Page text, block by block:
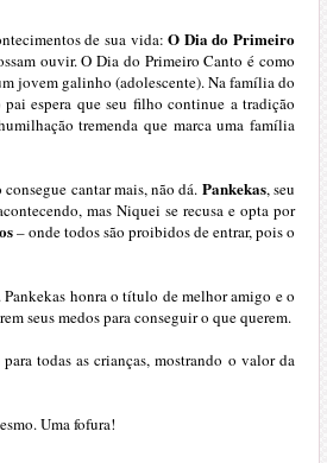
de sua vida:O Dia do Primeiro
ouvir. O Dia do Primeiro Canto é como
jovem galinho (adolescente). Na família do
espera que seu filho continue a tradição
tremenda que marca uma família
cantar mais, não dá. Pankekas, seu
mas Niquei se recusa e opta por
– onde todos são proibidos de entrar, pois o
honra o título de melhor amigo e o
seus medos para conseguir o que querem.
todas as crianças, mostrando o valor da
Uma fofura!